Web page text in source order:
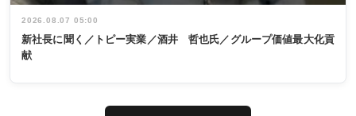
2026.08.07 05:00
新社長に聞く／トピー実業／酒井 哲也氏／グループ価値最大化貢
献